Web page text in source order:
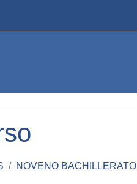
NOVENO BACHILLERATO